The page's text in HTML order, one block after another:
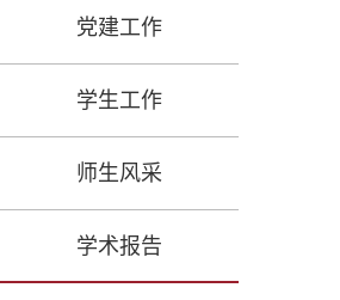
党建工作
学生工作
师生风采
学术报告